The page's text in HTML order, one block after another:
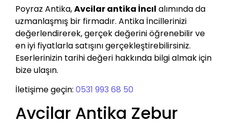
Poyraz Antika,Avcilar antika İncıl alımında da
uzmanlaşmış bir firmadır. Antika İncillerinizi
değerlendirerek, gerçek değerini öğrenebilir ve
en iyi fiyatlarla satışını gerçekleştirebilirsiniz.
Eserlerinizin tarihi değeri hakkında bilgi almak için
bize ulaşın.
İletişime geçin: 0531 993 68 50
Avcilar Antika Zebur